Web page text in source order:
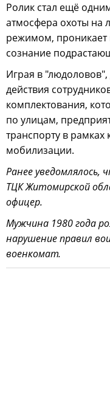
Ролик стал ещё
атмосфера охоты на
режимом, проникает
сознание
Играя в
действия
комплектования,
по улицам,
транспорту в
мобилизации.
Ранее уведомлялось,
ТЦК Житомирской
офицер.
Мужчина 1980 года
нарушение правил
военкомат.